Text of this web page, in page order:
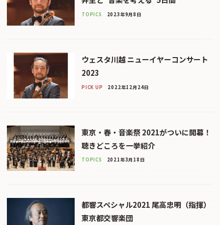
TOPICS 2023年9月8日
ウェスタ川越 ニューイヤーコンサート
2023
PICK UP 2022年12月24日
東京・春・音楽祭 2021がついに開幕！
聴きどころを一挙紹介
TOPICS 2021年3月18日
都響スペシャル2021 尾高忠明（指揮）
東京都交響楽団